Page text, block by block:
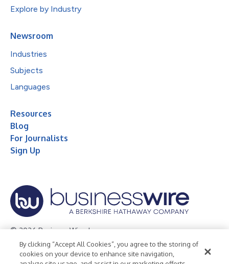
Explore by Industry
Newsroom
Industries
Subjects
Languages
Resources
Blog
For Journalists
Sign Up
© 2026 Business Wire, Inc.
Privacy Policy Cookie Policy
Accessibility Statement
By clicking “Accept All Cookies”, you agree to the storing of
cookies on your device to enhance site navigation,